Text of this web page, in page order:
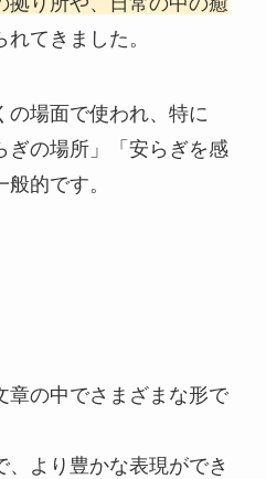
てきました。
の場面で使われ、特に
ぎの場所」「安らぎを感
的です。
章の中でさまざまな形で
より豊かな表現ができ